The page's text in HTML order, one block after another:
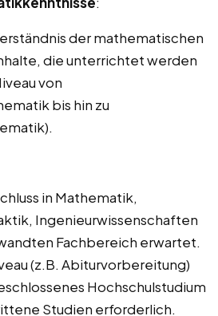
der mathematischen
die unterrichtet werden
von
bis hin zu
in Mathematik,
Ingenieurwissenschaften
Fachbereich erwartet.
(z.B. Abiturvorbereitung)
Hochschulstudium
Studien erforderlich.